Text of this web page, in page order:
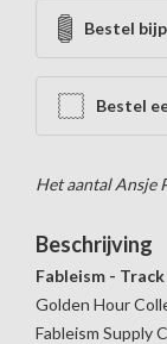
Bestel
Bestel
Het aantal Ansje
Beschrijving
Fableism -
Golden Hour
Fableism Supply